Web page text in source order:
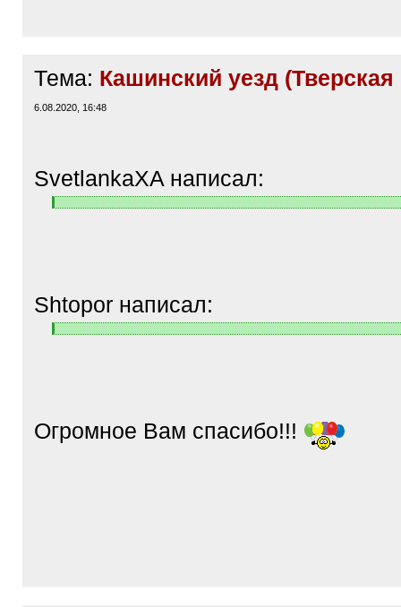
Тема: Кашинский уезд (Тверская
6.08.2020, 16:48
SvetlankaXA написал:
[[
Shtopor написал:
[[
Огромное Вам спасибо!!!